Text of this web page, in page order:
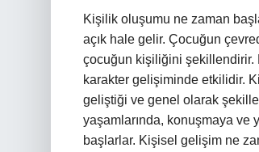
Kişilik oluşumu ne zaman
açık hale gelir. Çocuğun
çocuğun kişiliğini şekillendirir.
karakter gelişiminde etkilidir.
geliştiği ve genel olarak
yaşamlarında, konuşmaya ve
başlarlar. Kişisel gelişim ne